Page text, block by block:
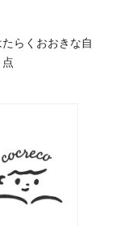
らくおおきな自